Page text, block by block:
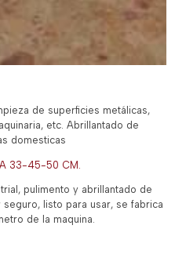
de superficies metálicas,
etc. Abrillantado de
domesticas
33-45-50 CM.
pulimento y abrillantado de
listo para usar, se fabrica
de la maquina.